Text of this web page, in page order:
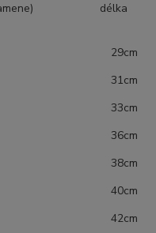
délka
29cm
31cm
33cm
36cm
38cm
40cm
42cm